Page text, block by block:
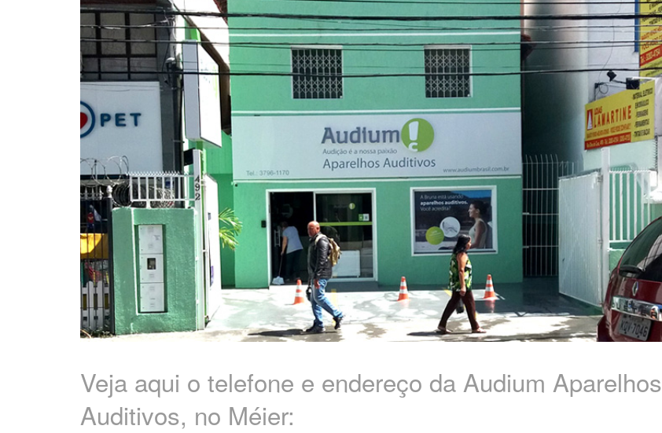
Veja aqui o telefone e endereço da Audium Aparelhos
Auditivos, no Méier: